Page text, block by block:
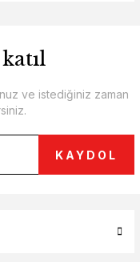
ve istediğiniz zaman
KAYDOL